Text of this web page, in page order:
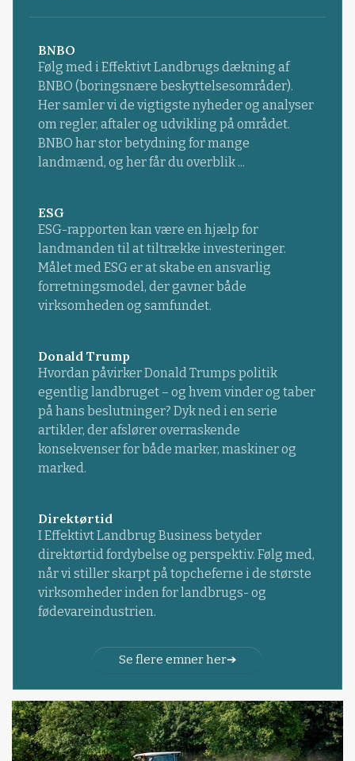
BNBO
Følg med i Effektivt Landbrugs dækning af
BNBO (boringsnære beskyttelsesområder).
Her samler vi de vigtigste nyheder og analyser
om regler, aftaler og udvikling på området.
BNBO har stor betydning for mange
landmænd, og her får du overblik ...
ESG
ESG-rapporten kan være en hjælp for
landmanden til at tiltrække investeringer.
Målet med ESG er at skabe en ansvarlig
forretningsmodel, der gavner både
virksomheden og samfundet.
Donald Trump
Hvordan påvirker Donald Trumps politik
egentlig landbruget – og hvem vinder og taber
på hans beslutninger? Dyk ned i en serie
artikler, der afslører overraskende
konsekvenser for både marker, maskiner og
marked.
Direktørtid
I Effektivt Landbrug Business betyder
direktørtid fordybelse og perspektiv. Følg med,
når vi stiller skarpt på topcheferne i de største
virksomheder inden for landbrugs- og
fødevareindustrien.
Se flere emner her